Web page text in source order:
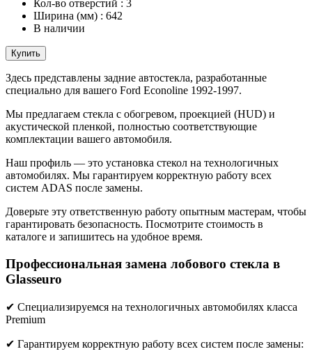
Кол-во отверстий : 3
Ширина (мм) : 642
В наличии
Купить
Здесь представлены задние автостекла, разработанные
специально для вашего Ford Econoline 1992-1997.
Мы предлагаем стекла с обогревом, проекцией (HUD) и
акустической пленкой, полностью соответствующие
комплектации вашего автомобиля.
Наш профиль — это установка стекол на технологичных
автомобилях. Мы гарантируем корректную работу всех
систем ADAS после замены.
Доверьте эту ответственную работу опытным мастерам, чтобы
гарантировать безопасность. Посмотрите стоимость в
каталоге и запишитесь на удобное время.
Профессиональная замена лобового стекла в
Glasseuro
✔ Специализируемся на технологичных автомобилях класса
Premium
✔ Гарантируем корректную работу всех систем после замены: